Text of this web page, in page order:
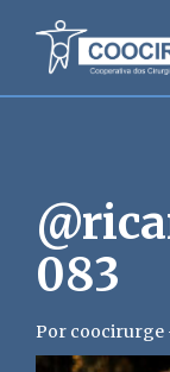
083
Por coocirurge